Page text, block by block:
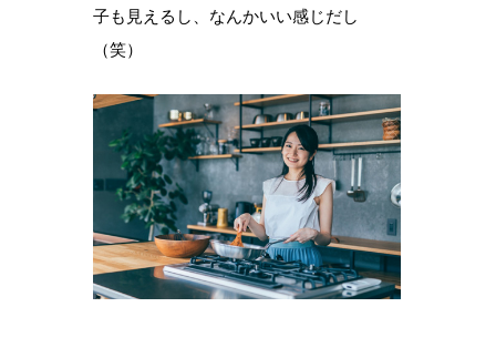
子も見えるし、なんかいい感じだし
（笑）